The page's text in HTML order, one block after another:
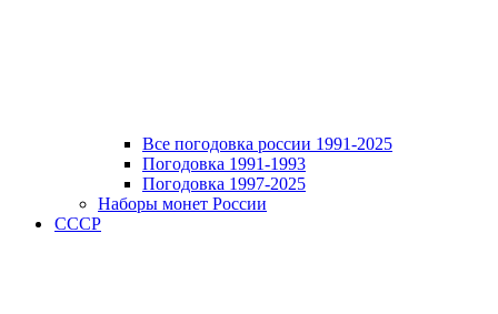
Все погодовка россии 1991-2025
Погодовка 1991-1993
Погодовка 1997-2025
Наборы монет России
СССР